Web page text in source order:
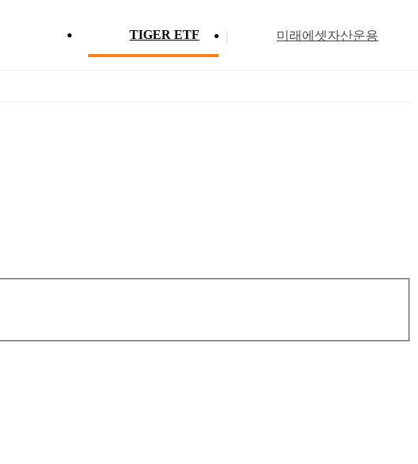
TIGER ETF 미래에셋자산운용
ETF 분배금 현황